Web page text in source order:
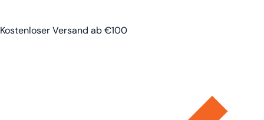
Kostenloser Versand ab €100